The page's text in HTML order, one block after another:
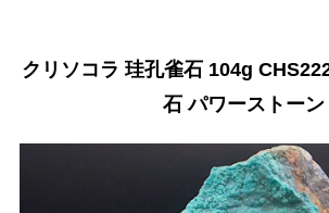
クリソコラ 珪孔雀石 104g
石 パワーストーン